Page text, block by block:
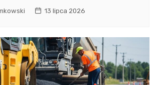
13 lipca 2026